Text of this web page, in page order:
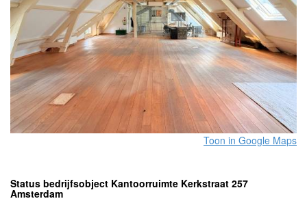
Toon in Google Maps
Status bedrijfsobject Kantoorruimte Kerkstraat 257
Amsterdam